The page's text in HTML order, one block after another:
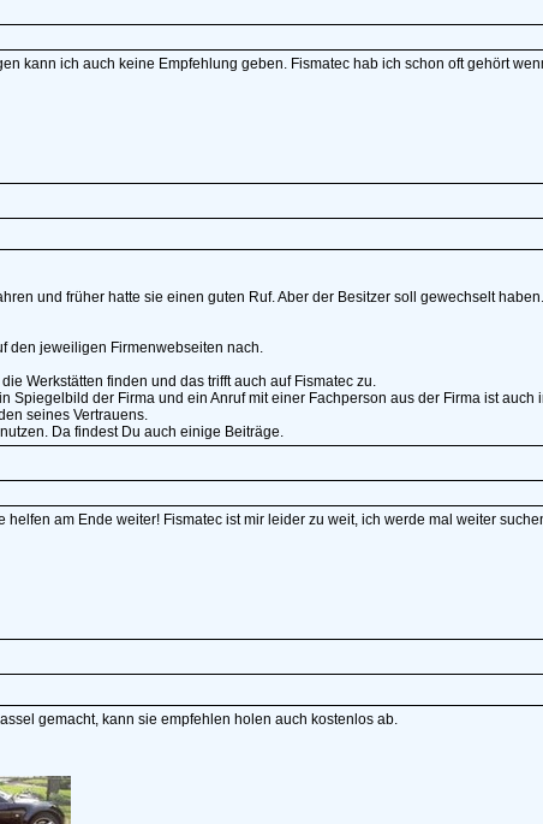
kann ich auch keine Empfehlung geben. Fismatec hab ich schon oft gehört
und früher hatte sie einen guten Ruf. Aber der Besitzer soll gewechselt
den jeweiligen Firmenwebseiten nach.
Werkstätten finden und das trifft auch auf Fismatec zu.
Spiegelbild der Firma und ein Anruf mit einer Fachperson aus der Firma ist auch
seines Vertrauens.
Da findest Du auch einige Beiträge.
helfen am Ende weiter! Fismatec ist mir leider zu weit, ich werde mal weiter
gemacht, kann sie empfehlen holen auch kostenlos ab.